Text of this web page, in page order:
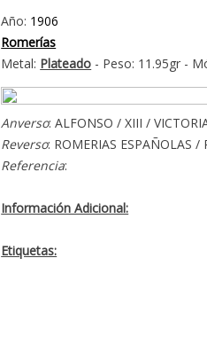
Año: 1906
Romerías
Metal: Plateado - Peso: 11.95gr -
Anverso: ALFONSO / XIII /
Reverso: ROMERIAS ESPAÑOLAS
Referencia:
Información Adicional:
Etiquetas: